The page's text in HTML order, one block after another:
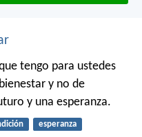
tengo para ustedes
y no de
y una esperanza.
esperanza